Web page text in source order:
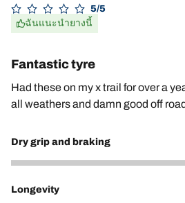
5/5
ฉันแนะนำยางนี้
Fantastic tyre
Had these on my x trail for over a
all weathers and damn good off
Dry grip and braking
5
Longevity